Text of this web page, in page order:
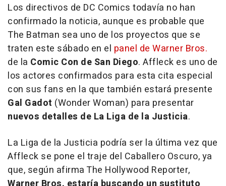
Los directivos de DC Comics todavía no han
confirmado la noticia, aunque es probable que
The Batman sea uno de los proyectos que se
traten este sábado en el panel de Warner Bros.
de la Comic Con de San Diego. Affleck es uno de
los actores confirmados para esta cita especial
con sus fans en la que también estará presente
Gal Gadot (Wonder Woman) para presentar
nuevos detalles de La Liga de la Justicia.
La Liga de la Justicia podría ser la última vez que
Affleck se pone el traje del Caballero Oscuro, ya
que, según afirma The Hollywood Reporter,